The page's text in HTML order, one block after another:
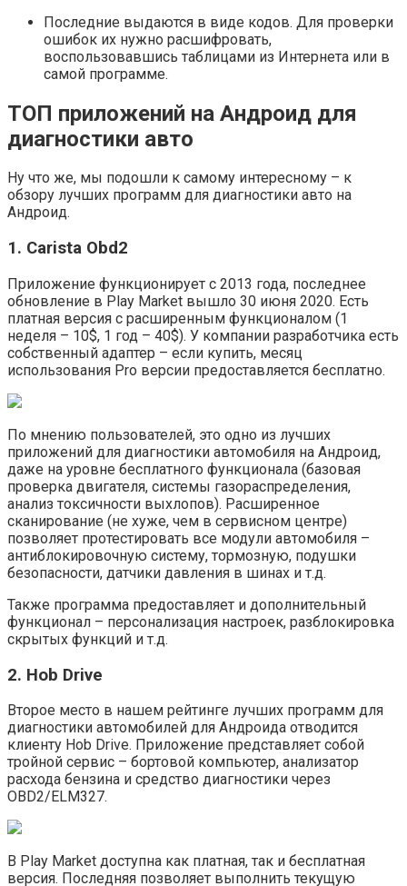
Последние выдаются в виде кодов. Для проверки
ошибок их нужно расшифровать,
воспользовавшись таблицами из Интернета или в
самой программе.
ТОП приложений на Андроид для
диагностики авто
Ну что же, мы подошли к самому интересному – к
обзору лучших программ для диагностики авто на
Андроид.
1. Carista Obd2
Приложение функционирует с 2013 года, последнее
обновление в Play Market вышло 30 июня 2020. Есть
платная версия с расширенным функционалом (1
неделя – 10$, 1 год – 40$). У компании разработчика есть
собственный адаптер – если купить, месяц
использования Pro версии предоставляется бесплатно.
По мнению пользователей, это одно из лучших
приложений для диагностики автомобиля на Андроид,
даже на уровне бесплатного функционала (базовая
проверка двигателя, системы газораспределения,
анализ токсичности выхлопов). Расширенное
сканирование (не хуже, чем в сервисном центре)
позволяет протестировать все модули автомобиля –
антиблокировочную систему, тормозную, подушки
безопасности, датчики давления в шинах и т.д.
Также программа предоставляет и дополнительный
функционал – персонализация настроек, разблокировка
скрытых функций и т.д.
2. Hob Drive
Второе место в нашем рейтинге лучших программ для
диагностики автомобилей для Андроида отводится
клиенту Hob Drive. Приложение представляет собой
тройной сервис – бортовой компьютер, анализатор
расхода бензина и средство диагностики через
OBD2/ELM327.
В Play Market доступна как платная, так и бесплатная
версия. Последняя позволяет выполнить текущую